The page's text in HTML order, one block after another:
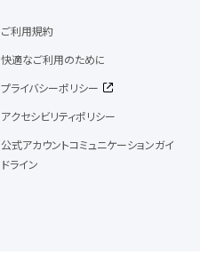
ご利用規約
快適なご利用のために
プライバシーポリシー
アクセシビリティポリシー
公式アカウントコミュニケーションガイ
ドライン